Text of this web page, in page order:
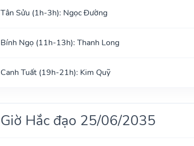
Tân Sửu (1h-3h): Ngọc Đường
Bính Ngọ (11h-13h): Thanh Long
Canh Tuất (19h-21h): Kim Quỹ
Giờ Hắc đạo 25/06/2035